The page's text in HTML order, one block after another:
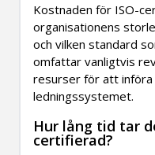
Kostnaden för ISO-
organisationens
och vilken standard
omfattar vanligtvis
resurser för att införa
ledningssystemet.
Hur lång tid tar
certifierad?